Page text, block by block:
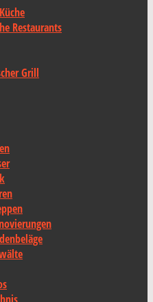
Restaurants
Grill